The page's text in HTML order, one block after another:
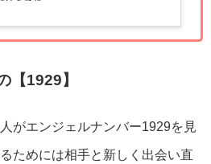
【1929】
がエンジェルナンバー1929を見
ためには相手と新しく出会い直